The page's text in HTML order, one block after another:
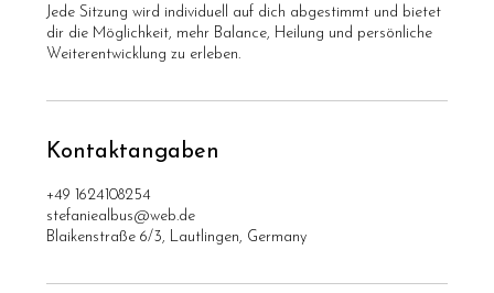
Jede Sitzung wird individuell auf dich abgestimmt und bietet
dir die Möglichkeit, mehr Balance, Heilung und persönliche
Weiterentwicklung zu erleben.
Kontaktangaben
+49 1624108254
stefaniealbus@web.de
Blaikenstraße 6/3, Lautlingen, Germany